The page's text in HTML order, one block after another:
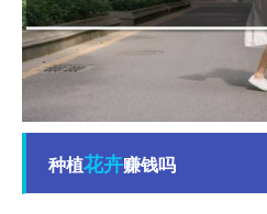
种植花卉赚钱吗